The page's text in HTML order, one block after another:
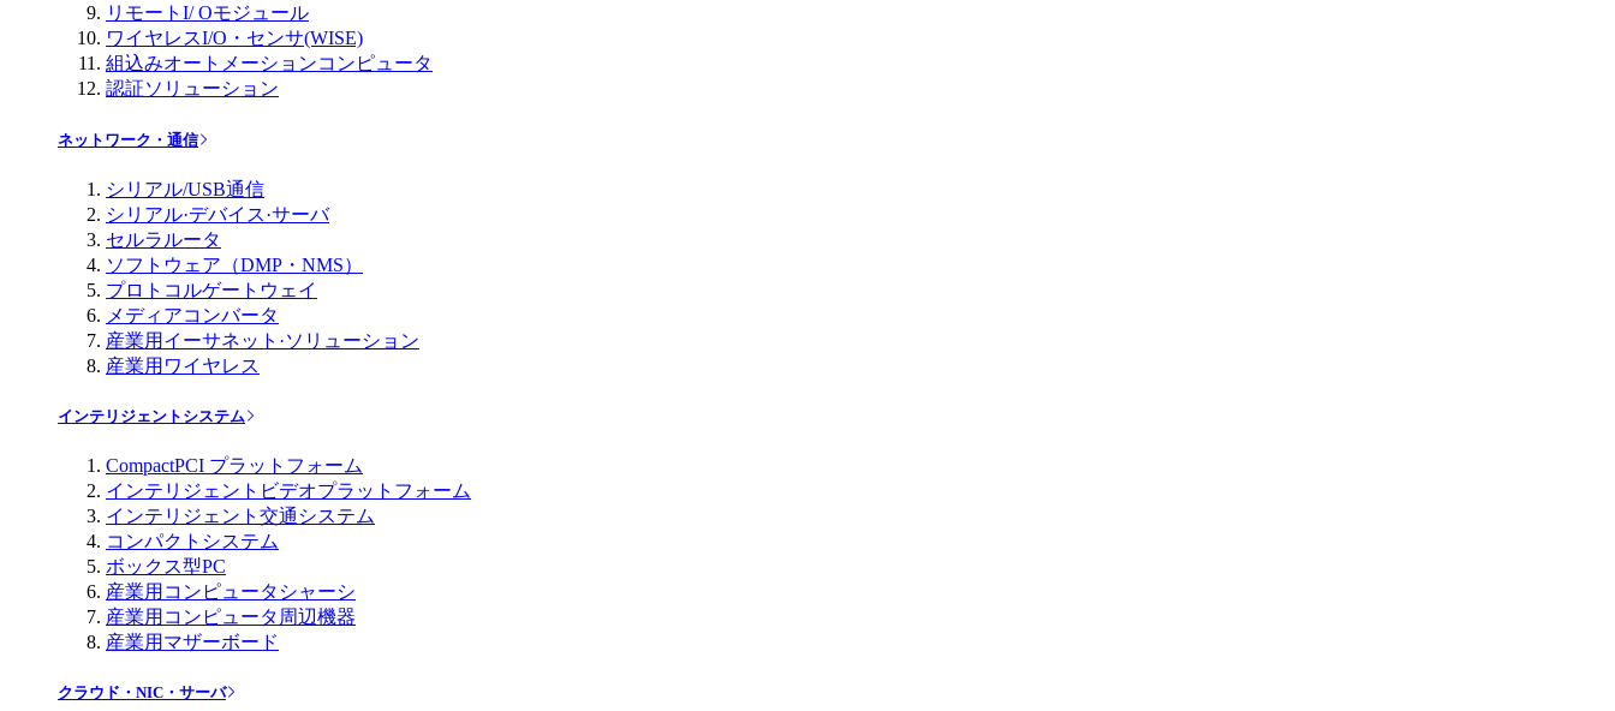
リモートI/ Oモジュール
ワイヤレスI/O・センサ(WISE)
組込みオートメーションコンピュータ
認証ソリューション
ネットワーク・通信
シリアル/USB通信
シリアル·デバイス·サーバ
セルラルータ
ソフトウェア（DMP・NMS）
プロトコルゲートウェイ
メディアコンバータ
産業用イーサネット·ソリューション
産業用ワイヤレス
インテリジェントシステム
CompactPCI プラットフォーム
インテリジェントビデオプラットフォーム
インテリジェント交通システム
コンパクトシステム
ボックス型PC
産業用コンピュータシャーシ
産業用コンピュータ周辺機器
産業用マザーボード
クラウド・NIC・サーバ